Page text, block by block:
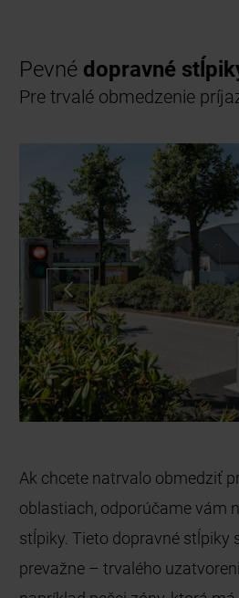
Pevné dopravné
Pre trvalé obmedzenie
Security Line – Pevné
podlahovou kotvou
Ak chcete natrvalo obmedziť
oblastiach, odporúčame vám
stĺpiky. Tieto dopravné stĺpiky
prevažne – trvalého